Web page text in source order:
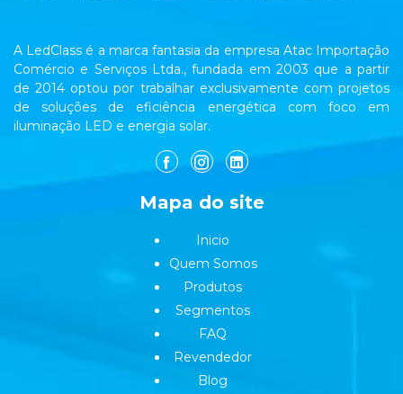
A LedClass é a marca fantasia da empresa Atac Importação
Comércio e Serviços Ltda., fundada em 2003 que a partir
de 2014 optou por trabalhar exclusivamente com projetos
de soluções de eficiência energética com foco em
iluminação LED e energia solar.
Mapa do site
Inicio
Quem Somos
Produtos
Segmentos
FAQ
Revendedor
Blog